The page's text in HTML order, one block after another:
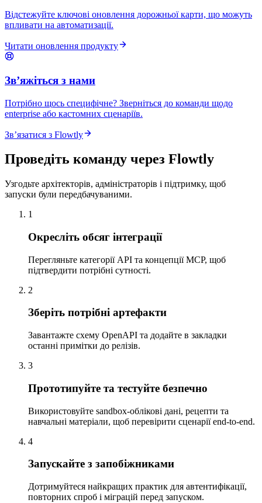
Відстежуйте ключові оновлення дорожньої карти, що можуть
впливати на автоматизації.
Читати оновлення продукту
Звʼяжіться з нами
Потрібно щось специфічне? Зверніться до команди щодо
enterprise або кастомних сценаріїв.
Звʼязатися з Flowtly
Проведіть команду через Flowtly
Узгодьте архітекторів, адміністраторів і підтримку, щоб
запуски були передбачуваними.
1
Окресліть обсяг інтеграції
Перегляньте категорії API та концепції MCP, щоб
підтвердити потрібні сутності.
2
Зберіть потрібні артефакти
Завантажте схему OpenAPI та додайте в закладки
останні примітки до релізів.
3
Прототипуйте та тестуйте безпечно
Використовуйте sandbox-облікові дані, рецепти та
навчальні матеріали, щоб перевірити сценарії end-to-end.
4
Запускайте з запобіжниками
Дотримуйтеся найкращих практик для автентифікації,
повторних спроб і міграцій перед запуском.